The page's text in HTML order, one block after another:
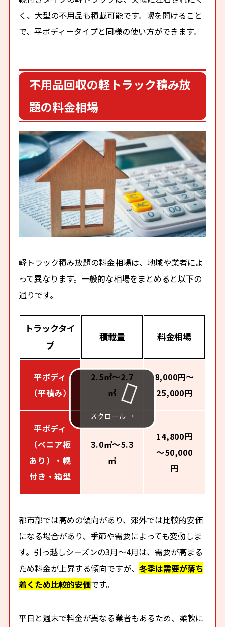
く、大型の不用品も積載可能です。幌を開けること
で、平ボディータイプと同様の使い方ができます。
不用品回収の軽トラック積み放
題の料金相場
軽トラック積み放題の料金相場は、地域や業者によ
って異なります。一般的な相場をまとめると以下の
通りです。
トラックタイ
プ
積載量 料金相場
平ボディ
（平積み）
2.5㎥～2.7
㎥
8,000円～
25,000円
平ボディ
（ベニア板
あり）・幌
付き・箱型
3.0㎥～5.3
㎥
14,800円
～50,000
円
都市部では高めの傾向があり、郊外では比較的安価
になる場合があり、季節や需要によっても変動しま
す。引っ越しシーズンの3月〜4月は、需要が高まる
ため料金が上昇する傾向ですが、冬季は需要が落ち
着くため比較的安価です。
平日と週末で料金が異なる業者もあるため、柔軟に